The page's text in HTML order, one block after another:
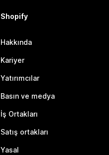
Shopify
Hakkında
Kariyer
Yatırımcılar
Basın ve medya
İş Ortakları
Satış ortakları
Yasal